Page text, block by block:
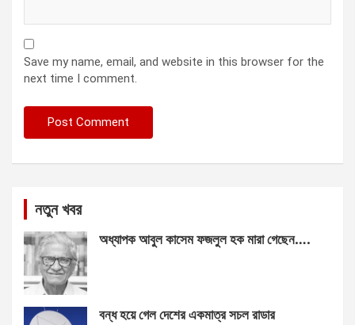
Save my name, email, and website in this browser for the
next time I comment.
নতুন খবর
অধ্যাপক আবুল কাসেম ফজলুল হক মারা গেছেন….
বন্ধ হয়ে গেল দেশের একমাত্র সচল রাডার